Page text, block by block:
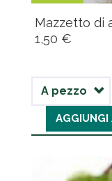
Mazzetto di
1,50 €
AGGIUNGI